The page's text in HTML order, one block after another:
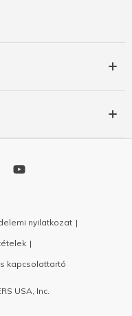
nyilatkozat
kapcsolattartó
USA, Inc.